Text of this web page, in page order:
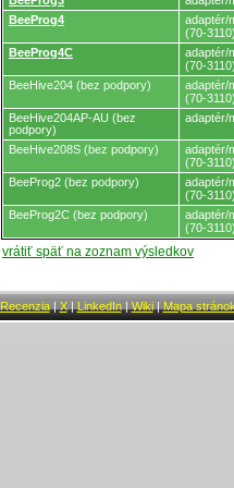
BeeProg4
adaptér/
(70-3110)
BeeProg4C
adaptér/
(70-3110)
BeeHive204 (bez podpory)
adaptér/
(70-3110)
BeeHive204AP-AU (bez
podpory)
adaptér/
BeeHive208S (bez podpory) adaptér/
(70-3110)
BeeProg2 (bez podpory)
adaptér/
(70-3110)
BeeProg2C (bez podpory)
adaptér/
(70-3110)
vrátiť späť na zoznam výsledkov
Recenzia| X| LinkedIn| Wiki| Mapa stránok